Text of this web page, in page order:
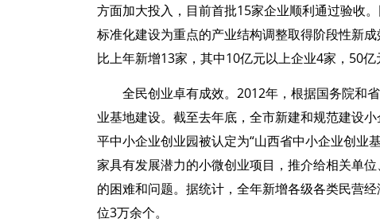
方面加大投入，目前首批15家企业顺利通过验收
标准化建设为重点的产业结构调整取得阶段性新
比上年新增13家，其中10亿元以上企业4家，50亿
全民创业卓有成效。2012年，根据国务院和
业基地建设。截至去年底，全市新建和规范建设
平中小企业创业园被认定为“山西省中小企业创业
家具有发展潜力的小微创业项目，推介给相关单
的困难和问题。据统计，全年新增各级各类民营
位3万余个。